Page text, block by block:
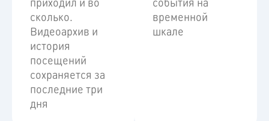
сколько.
Видеоархив и
история
посещений
сохраняется за
последние три
дня
временной
шкале